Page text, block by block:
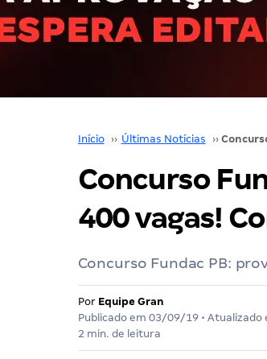
Início ›› Últimas Notícias ››
Concurso
400 vagas!
Concurso Fundac PB:
Por Equipe Gran
Publicado em 03/09/19• Atualizado
2 min. de leitura